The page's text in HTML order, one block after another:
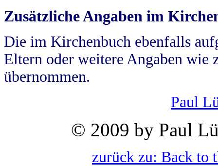
Zusätzliche Angaben im
Die im Kirchenbuch ebenfalls
Eltern oder weitere Angaben wie
übernommen.
Paul
© 2009 by Paul
zurück zu: Back to